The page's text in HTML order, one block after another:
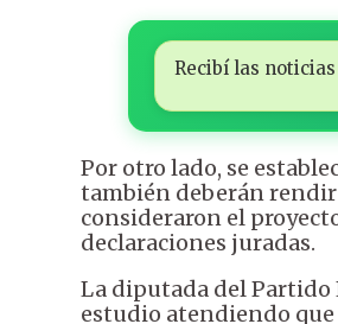
Recibí las
Por otro lado, se
también deberán rendir
consideraron el
declaraciones juradas.
La diputada del Partido
estudio atendiendo